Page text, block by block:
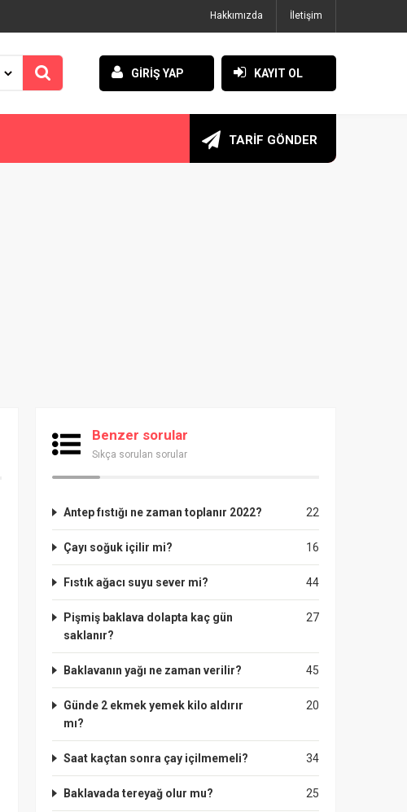
Hakkımızda İletişim
GİRİŞ YAP KAYIT OL
TARİF GÖNDER
Benzer sorular
Sıkça sorulan sorular
22
Antep fıstığı ne zaman toplanır 2022?
16
Çayı soğuk içilir mi?
44
Fıstık ağacı suyu sever mi?
27
Pişmiş baklava dolapta kaç gün
saklanır?
45
Baklavanın yağı ne zaman verilir?
20
Günde 2 ekmek yemek kilo aldırır
mı?
34
Saat kaçtan sonra çay içilmemeli?
25
Baklavada tereyağ olur mu?